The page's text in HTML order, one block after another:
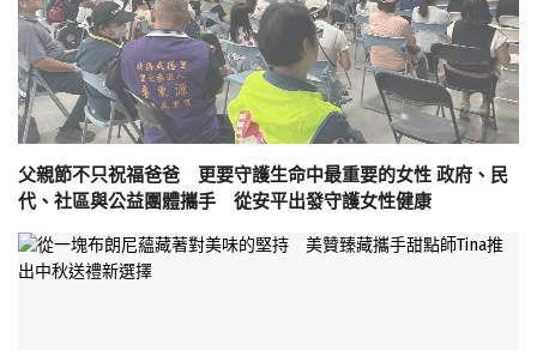
父親節不只祝福爸爸 更要守護生命中最重要的女性 政府、民
代、社區與公益團體攜手 從安平出發守護女性健康